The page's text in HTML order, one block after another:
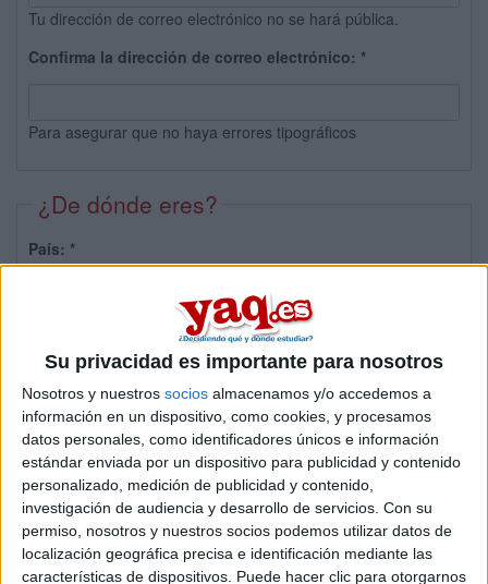
Su privacidad es importante para nosotros
Nosotros y nuestros socios almacenamos y/o accedemos a
información en un dispositivo, como cookies, y procesamos
datos personales, como identificadores únicos e información
estándar enviada por un dispositivo para publicidad y contenido
personalizado, medición de publicidad y contenido,
investigación de audiencia y desarrollo de servicios. Con su
permiso, nosotros y nuestros socios podemos utilizar datos de
localización geográfica precisa e identificación mediante las
características de dispositivos. Puede hacer clic para otorgarnos
Tu dirección de correo electrónico no se hará pública.
Confirma la dirección de correo electrónico: *
Para asegurar que no haya errores tipográficos
¿De dónde eres?
País: *
Sobre ti
Soy:*
Chico
Chica